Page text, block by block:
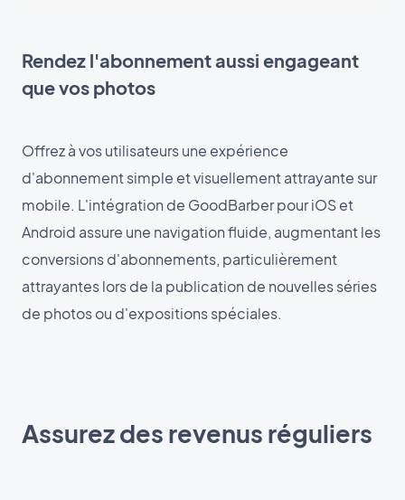
Rendez l'abonnement aussi engageant
que vos photos
Offrez à vos utilisateurs une expérience
d'abonnement simple et visuellement attrayante sur
mobile. L'intégration de GoodBarber pour iOS et
Android assure une navigation fluide, augmentant les
conversions d'abonnements, particulièrement
attrayantes lors de la publication de nouvelles séries
de photos ou d'expositions spéciales.
Assurez des revenus réguliers